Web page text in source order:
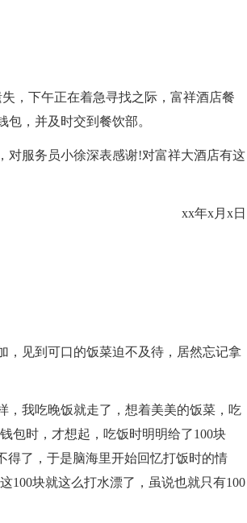
，下午正在着急寻找之际，富祥酒店餐
，并及时交到餐饮部。
对服务员小徐深表感谢!对富祥大酒店有这
xx年x月x日
，见到可口的饭菜迫不及待，居然忘记拿
，我吃晚饭就走了，想着美美的饭菜，吃
包时，才想起，吃饭时明明给了100块
得了，于是脑海里开始回忆打饭时的情
100块就这么打水漂了，虽说也就只有100